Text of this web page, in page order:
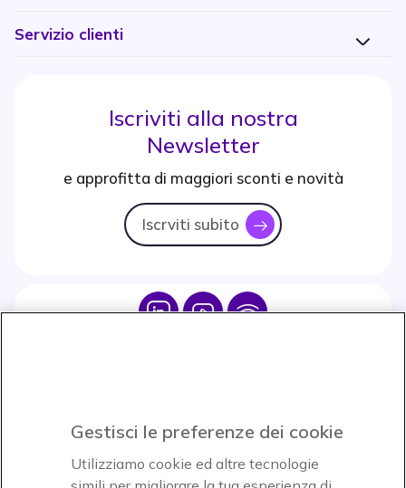
Servizio clienti
Iscriviti alla nostra
Newsletter
e approfitta di maggiori sconti e novità
Iscrviti subito icon
Icon IconIcon
Accettiamo
Gestisci le preferenze dei cookie
Utilizziamo cookie ed altre tecnologie